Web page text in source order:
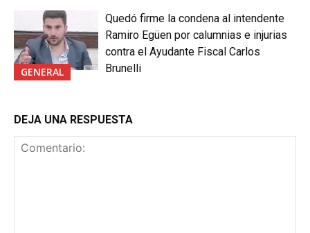
GENERAL
Quedó firme la condena al intendente
Ramiro Egüen por calumnias e injurias
contra el Ayudante Fiscal Carlos
Brunelli
DEJA UNA RESPUESTA